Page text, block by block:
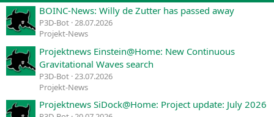
BOINC-News: Willy de Zutter has passed away
P3D-Bot 28.07.2026
Projekt-News
Projektnews Einstein@Home: New Continuous
Gravitational Waves search
P3D-Bot 23.07.2026
Projekt-News
Projektnews SiDock@Home: Project update: July 2026